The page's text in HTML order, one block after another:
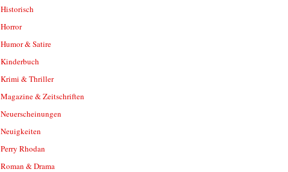
Historisch
Horror
Humor & Satire
Kinderbuch
Krimi & Thriller
Magazine & Zeitschriften
Neuerscheinungen
Neuigkeiten
Perry Rhodan
Roman & Drama